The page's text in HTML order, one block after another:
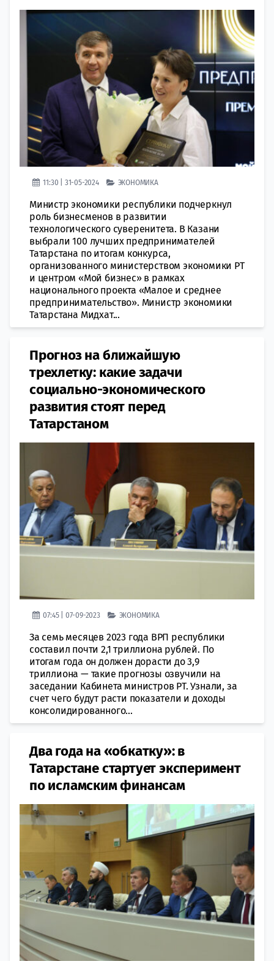
11:30 | 31-05-2024 ЭКОНОМИКА
Министр экономики республики подчеркнул
роль бизнесменов в развитии
технологического суверенитета. В Казани
выбрали 100 лучших предпринимателей
Татарстана по итогам конкурса,
организованного министерством экономики РТ
и центром «Мой бизнес» в рамках
национального проекта «Малое и среднее
предпринимательство». Министр экономики
Татарстана Мидхат...
Прогноз на ближайшую
трехлетку: какие задачи
социально-экономического
развития стоят перед
Татарстаном
07:45 | 07-09-2023 ЭКОНОМИКА
За семь месяцев 2023 года ВРП республики
составил почти 2,1 триллиона рублей. По
итогам года он должен дорасти до 3,9
триллиона — такие прогнозы озвучили на
заседании Кабинета министров РТ. Узнали, за
счет чего будут расти показатели и доходы
консолидированного...
Два года на «обкатку»: в
Татарстане стартует эксперимент
по исламским финансам